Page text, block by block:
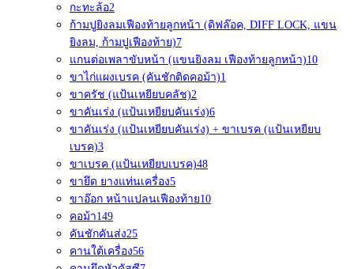
กะทะล้อ2
ก้ามปูยิงลมเฟืองท้ายลูกหน้า (ดิฟล๊อค, DIFF LOCK, แขน
ยิงลม, ก้ามปูเฟืองท้าย)7
แกนต่อเพลาขับหน้า (แขนยิงลม เฟืองท้ายลูกหน้า)10
ขาไก่แผงเบรค (คันชักติดคอม้า)1
ขาครัช (แป้นเหยียบคลัช)2
ขาคันเร่ง (แป้นเหยียบคันเร่ง)6
ขาคันเร่ง (แป้นเหยียบคันเร่ง) + ขาเบรค (แป้นเหยียบ
เบรค)3
ขาเบรค (แป้นเหยียบเบรค)48
ขายึด ยางแท่นเครื่อง5
ขาอ๊อก หน้าแปลนเฟืองท้าย10
คอม้า149
คันชักคันส่ง25
คานใต้เครื่อง56